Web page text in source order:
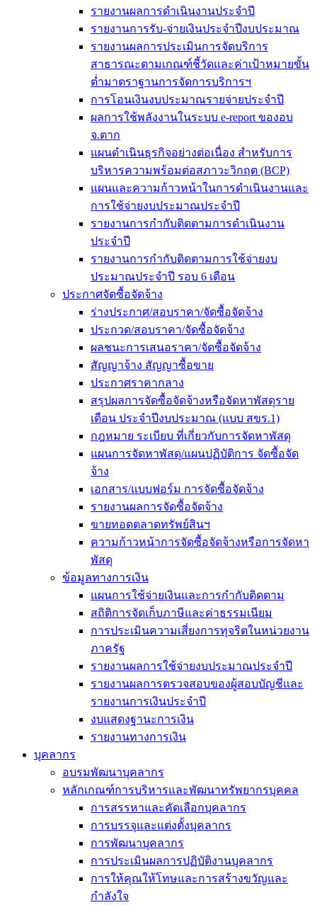
รายงานผลการดำเนินงานประจำปี
รายงานการรับ-จ่ายเงินประจำปีงบประมาณ
รายงานผลการประเมินการจัดบริการ
สาธารณะตามเกณฑ์ชี้วัดและค่าเป้าหมายขั้น
ต่ำมาตราฐานการจัดการบริการฯ
การโอนเงินงบประมาณรายจ่ายประจำปี
ผลการใช้พลังงานในระบบ e-report ของอบ
จ.ตาก
แผนดำเนินธุรกิจอย่างต่อเนื่อง สำหรับการ
บริหารความพร้อมต่อสภาวะวิกฤต (BCP)
แผนและความก้าวหน้าในการดำเนินงานและ
การใช้จ่ายงบประมาณประจำปี
รายงานการกำกับติดตามการดำเนินงาน
ประจำปี
รายงานการกำกับติดตามการใช้จ่ายงบ
ประมาณประจำปี รอบ 6 เดือน
ประกาศจัดซื้อจัดจ้าง
ร่างประกาศ/สอบราคา/จัดซื้อจัดจ้าง
ประกวด/สอบราคา/จัดซื้อจัดจ้าง
ผลชนะการเสนอราคา/จัดซื้อจัดจ้าง
สัญญาจ้าง สัญญาซื้อขาย
ประกาศราคากลาง
สรุปผลการจัดซื้อจัดจ้างหรือจัดหาพัสดุราย
เดือน ประจำปีงบประมาณ (แบบ สขร.1)
กฎหมาย ระเบียบ ที่เกี่ยวกับการจัดหาพัสดุ
แผนการจัดหาพัสดุ/แผนปฏิบัติการ จัดซื้อจัด
จ้าง
เอกสาร/แบบฟอร์ม การจัดซื้อจัดจ้าง
รายงานผลการจัดซื้อจัดจ้าง
ขายทอดตลาดทรัพย์สินฯ
ความก้าวหน้าการจัดซื้อจัดจ้างหรือการจัดหา
พัสดุ
ข้อมูลทางการเงิน
แผนการใช้จ่ายเงินและการกำกับติดตาม
สถิติการจัดเก็บภาษีและค่าธรรมเนียม
การประเมินความเสี่ยงการทุจริตในหน่วยงาน
ภาครัฐ
รายงานผลการใช้จ่ายงบประมาณประจำปี
รายงานผลการตรวจสอบของผู้สอบบัญชีและ
รายงานการเงินประจำปี
งบแสดงฐานะการเงิน
รายงานทางการเงิน
บุคลากร
อบรมพัฒนาบุคลากร
หลักเกณฑ์การบริหารและพัฒนาทรัพยากรบุคคล
การสรรหาและคัดเลือกบุคลากร
การบรรจุและแต่งตั้งบุคลากร
การพัฒนาบุคลากร
การประเมินผลการปฏิบัติงานบุคลากร
การให้คุณให้โทษและการสร้างขวัญและ
กำลังใจ